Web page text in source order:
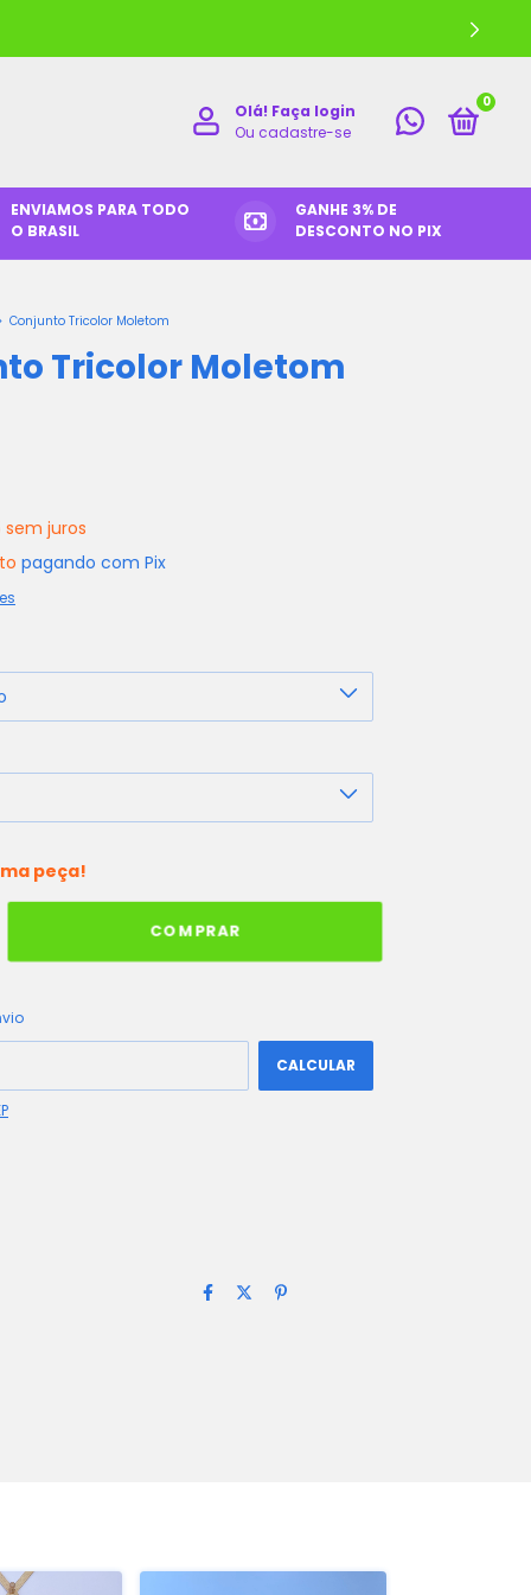
Olá! Faça login
Ou cadastre-se
0
ENVIAMOS PARA TODO
O BRASIL
GANHE 3% DE
DESCONTO NO PIX
Conjunto Tricolor Moletom
Tricolor Moletom
sem juros
pagando com Pix
peça!
CALCULAR